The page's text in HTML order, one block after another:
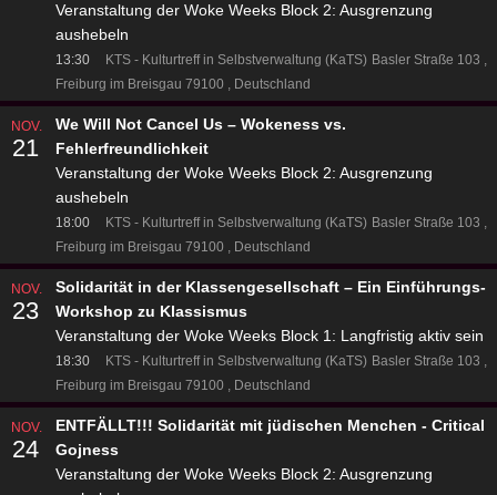
Veranstaltung der Woke Weeks Block 2: Ausgrenzung
aushebeln
13:30 KTS - Kulturtreff in Selbstverwaltung (KaTS) Basler Straße 103
Freiburg im Breisgau 79100
Deutschland
NOV.
21
We Will Not Cancel Us – Wokeness vs.
Fehlerfreundlichkeit
Veranstaltung der Woke Weeks Block 2: Ausgrenzung
aushebeln
18:00 KTS - Kulturtreff in Selbstverwaltung (KaTS) Basler Straße 103
Freiburg im Breisgau 79100
Deutschland
NOV.
23
Solidarität in der Klassengesellschaft – Ein Einführungs-
Workshop zu Klassismus
Veranstaltung der Woke Weeks Block 1: Langfristig aktiv sein
18:30 KTS - Kulturtreff in Selbstverwaltung (KaTS) Basler Straße 103
Freiburg im Breisgau 79100
Deutschland
NOV.
24
ENTFÄLLT!!! Solidarität mit jüdischen Menchen - Critical
Gojness
Veranstaltung der Woke Weeks Block 2: Ausgrenzung